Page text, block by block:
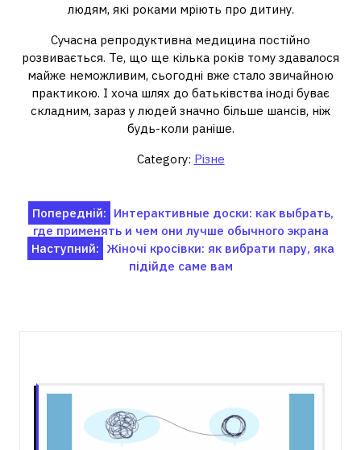
людям, які роками мріють про дитину.
Сучасна репродуктивна медицина постійно
розвивається. Те, що ще кілька років тому здавалося
майже неможливим, сьогодні вже стало звичайною
практикою. І хоча шлях до батьківства іноді буває
складним, зараз у людей значно більше шансів, ніж
будь-коли раніше.
Category: Різне
Навігація
записів
Попередній: Интерактивные доски: как выбрать,
где применять и чем они лучше обычного экрана
Наступний: Жіночі кросівки: як вибрати пару, яка
підійде саме вам